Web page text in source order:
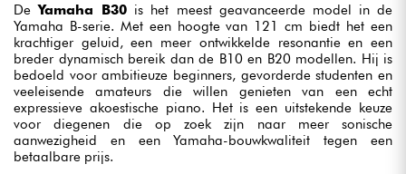
DeYamaha B30 is het meest geavanceerde model in de
Yamaha B-serie. Met een hoogte van 121 cm biedt het een
krachtiger geluid, een meer ontwikkelde resonantie en een
breder dynamisch bereik dan de B10 en B20 modellen. Hij is
bedoeld voor ambitieuze beginners, gevorderde studenten en
veeleisende amateurs die willen genieten van een echt
expressieve akoestische piano. Het is een uitstekende keuze
voor diegenen die op zoek zijn naar meer sonische
aanwezigheid en een Yamaha-bouwkwaliteit tegen een
betaalbare prijs.